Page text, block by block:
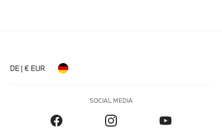
DE | € EUR
SOCIAL MEDIA